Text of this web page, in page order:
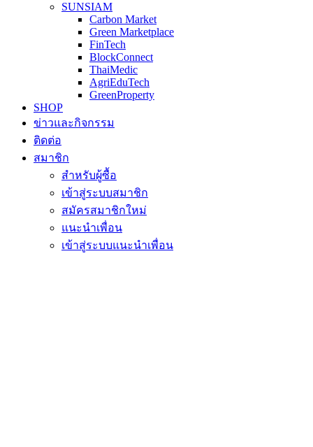
SUNSIAM
Carbon Market
Green Marketplace
FinTech
BlockConnect
ThaiMedic
AgriEduTech
GreenProperty
SHOP
ข่าวและกิจกรรม
ติดต่อ
สมาชิก
สำหรับผู้ซื้อ
เข้าสู่ระบบสมาชิก
สมัครสมาชิกใหม่
แนะนำเพื่อน
เข้าสู่ระบบแนะนำเพื่อน